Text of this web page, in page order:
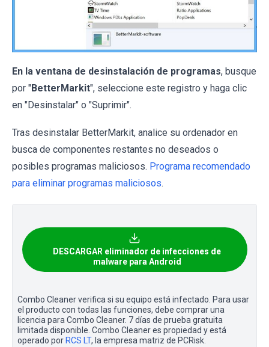
En la ventana de desinstalación de programas, busque
por "BetterMarkit", seleccione este registro y haga clic
en "Desinstalar" o "Suprimir".
Tras desinstalar BetterMarkit, analice su ordenador en
busca de componentes restantes no deseados o
posibles programas maliciosos. Programa recomendado
para eliminar programas maliciosos.
DESCARGAR eliminador de infecciones de
malware para Android
Combo Cleaner verifica si su equipo está infectado. Para usar
el producto con todas las funciones, debe comprar una
licencia para Combo Cleaner. 7 días de prueba gratuita
limitada disponible. Combo Cleaner es propiedad y está
operado por RCS LT, la empresa matriz de PCRisk.